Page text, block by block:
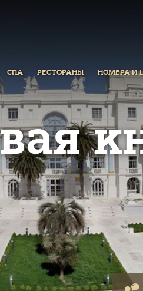
СПА РЕСТОРАНЫ НОМЕРА И